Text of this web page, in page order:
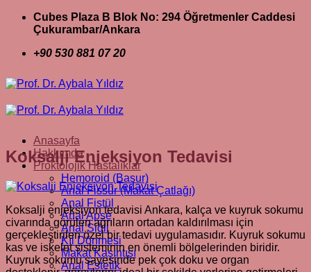
İçeriğeCubes Plaza B Blok No: 294 Öğretmenler Caddesi
Çukurambar/Ankara
+90 530 881 07 20
Anasayfa
Hakkımda
Proktolojik Hastalıklar
Hemoroid (Basur)
Anal Fissür (Makat Çatlağı)
Anal Fistül
Anal Apse
Anal Siğil
Kıl Dönmesi
Makat Kaşıntısı
Anal Estetik
Koksalji Enjeksiyon Tedavisi
Koksalji enjeksiyon tedavisi Ankara, kalça ve kuyruk sokumu
civarında görülen ağrıların ortadan kaldırılması için
gerçekleştirilen özel bir tedavi uygulamasıdır. Kuyruk sokumu
kas ve iskelet sisteminin en önemli bölgelerinden biridir.
Kuyruk sokumu sayesinde pek çok doku ve organ